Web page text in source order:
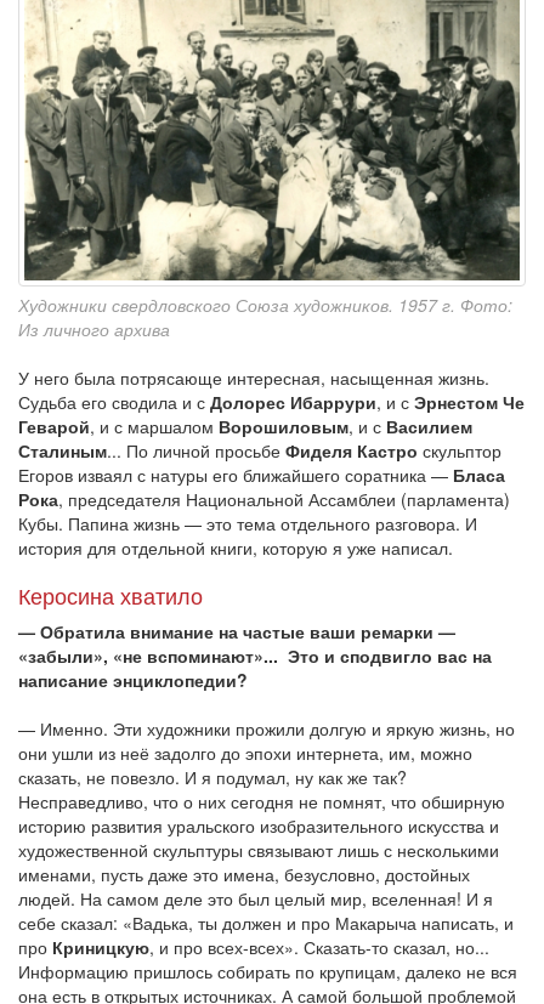
Художники свердловского Союза художников. 1957 г. Фото:
Из личного архива
У него была потрясающе интересная, насыщенная жизнь.
Судьба его сводила и с Долорес Ибаррури, и с Эрнестом Че
Геварой, и с маршалом Ворошиловым, и с Василием
Сталиным... По личной просьбе Фиделя Кастро скульптор
Егоров изваял с натуры его ближайшего соратника — Бласа
Рока, председателя Национальной Ассамблеи (парламента)
Кубы. Папина жизнь — это тема отдельного разговора. И
история для отдельной книги, которую я уже написал.
Керосина хватило
— Обратила внимание на частые ваши ремарки —
«забыли», «не вспоминают»... Это и сподвигло вас на
написание энциклопедии?
— Именно. Эти художники прожили долгую и яркую жизнь, но
они ушли из неё задолго до эпохи интернета, им, можно
сказать, не повезло. И я подумал, ну как же так?
Несправедливо, что о них сегодня не помнят, что обширную
историю развития уральского изобразительного искусства и
художественной скульптуры связывают лишь с несколькими
именами, пусть даже это имена, безусловно, достойных
людей. На самом деле это был целый мир, вселенная! И я
себе сказал: «Вадька, ты должен и про Макарыча написать, и
про Криницкую, и про всех-всех». Сказать-то сказал, но...
Информацию пришлось собирать по крупицам, далеко не вся
она есть в открытых источниках. А самой большой проблемой